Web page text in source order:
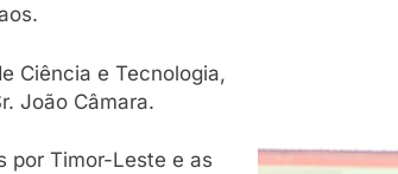
Ciência e Tecnologia,
João Câmara.
por Timor-Leste e as